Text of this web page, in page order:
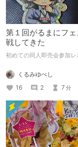
第１回がるまにフ
戦してきた
初めての同人即売会参加レ
くるみゆべし
16
2 7分